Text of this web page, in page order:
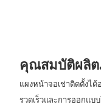
คุณสมบัติผลิ
แผงหน้าจอเช่าติดตั้งได้
รวดเร็วและการออกแบ